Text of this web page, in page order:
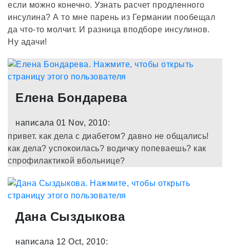
если можно конечно. Узнать расчет продленного
инсулина? А то мне парень из Германии пообещал
да что-то молчит. И разница вподборе инсулинов.
Ну адачи!
Елена Бондарева
написала 01 Nov, 2010:
привет. как дела с диабетом? давно не общались!
как дела? успокоилась? водичку попеваешь? как
спрофилактикой вбольнице?
Дана Сыздыкова
написала 12 Oct, 2010: